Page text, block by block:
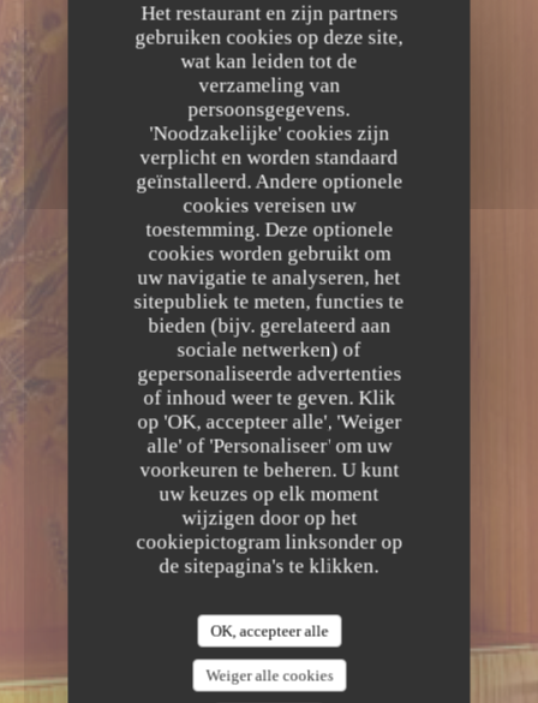
Het restaurant en zijn partners
gebruiken cookies op deze site,
wat kan leiden tot de
verzameling van
persoonsgegevens.
'Noodzakelijke' cookies zijn
verplicht en worden standaard
geïnstalleerd. Andere optionele
cookies vereisen uw
toestemming. Deze optionele
cookies worden gebruikt om
uw navigatie te analyseren, het
sitepubliek te meten, functies te
bieden (bijv. gerelateerd aan
sociale netwerken) of
gepersonaliseerde advertenties
of inhoud weer te geven. Klik
op 'OK, accepteer alle', 'Weiger
alle' of 'Personaliseer' om uw
voorkeuren te beheren. U kunt
uw keuzes op elk moment
wijzigen door op het
cookiepictogram linksonder op
de sitepagina's te klikken.
OK, accepteer alle
Weiger alle cookies